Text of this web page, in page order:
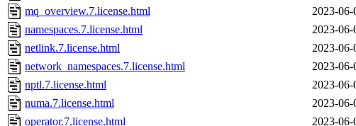
mq_overview.7.license.html
2023-06-
namespaces.7.license.html
2023-06-
netlink.7.license.html
2023-06-
network_namespaces.7.license.html
2023-06-
nptl.7.license.html
2023-06-
numa.7.license.html
2023-06-
operator.7.license.html
2023-06-